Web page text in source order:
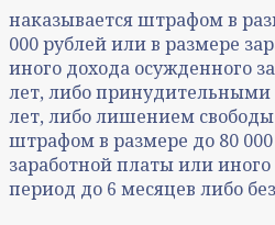
наказывается штрафом в
000 рублей или в размере
иного дохода осужденного
лет, либо принудительными
лет, либо лишением свободы
штрафом в размере до 80
заработной платы или
период до 6 месяцев либо